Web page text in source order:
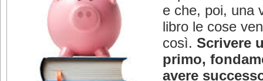
e che, poi, una
libro le cose
così. Scrivere
primo,
avere